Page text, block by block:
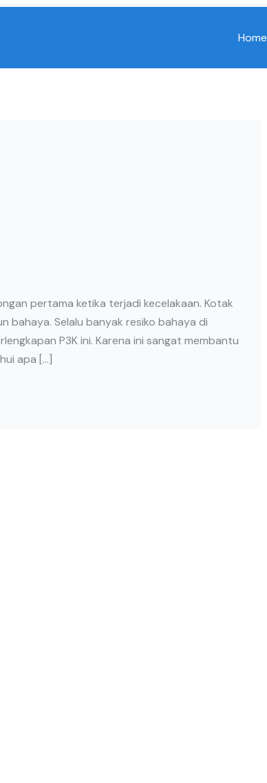
Home
pertama ketika terjadi kecelakaan. Kotak
bahaya. Selalu banyak resiko bahaya di
P3K ini. Karena ini sangat membantu
apa […]